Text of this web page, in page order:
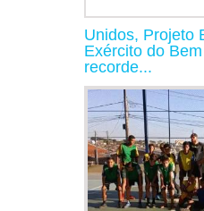
Unidos, Projeto
Exército do
recorde...